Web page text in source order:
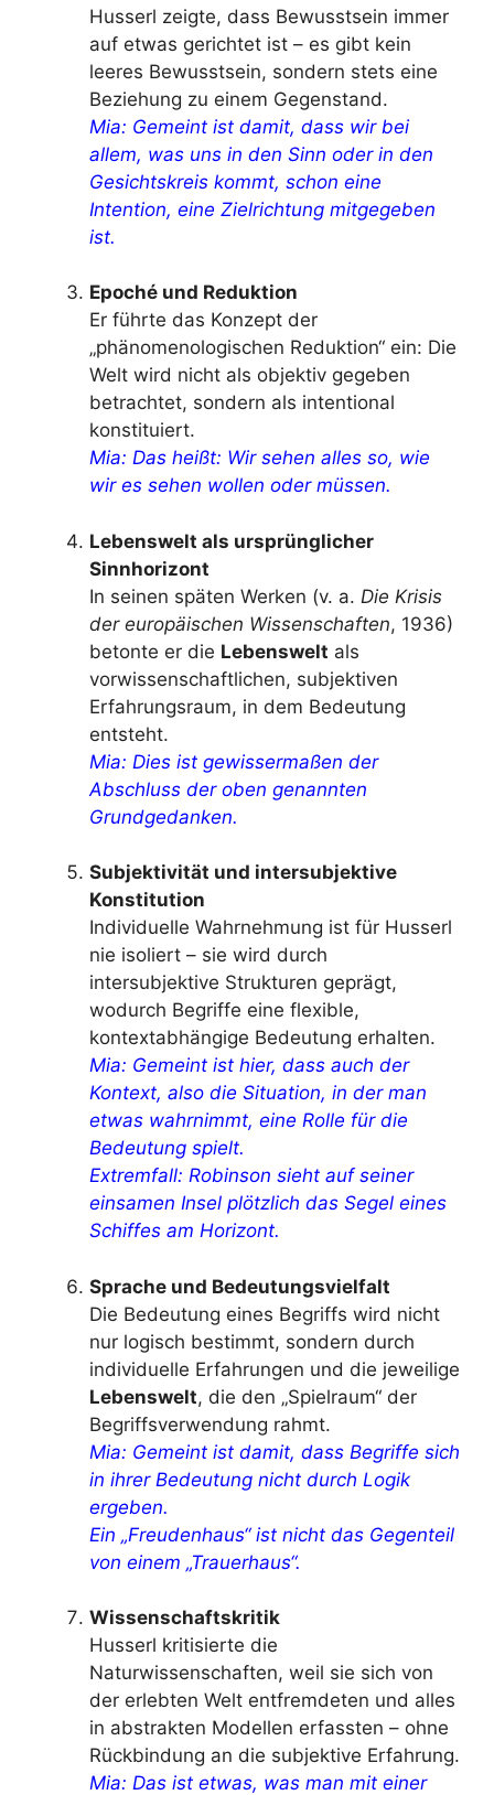
Husserl zeigte, dass Bewusstsein immer
auf etwas gerichtet ist – es gibt kein
leeres Bewusstsein, sondern stets eine
Beziehung zu einem Gegenstand.
Mia: Gemeint ist damit, dass wir bei
allem, was uns in den Sinn oder in den
Gesichtskreis kommt, schon eine
Intention, eine Zielrichtung mitgegeben
ist.
Epoché und Reduktion
Er führte das Konzept der
„phänomenologischen Reduktion“ ein: Die
Welt wird nicht als objektiv gegeben
betrachtet, sondern als intentional
konstituiert.
Mia: Das heißt: Wir sehen alles so, wie
wir es sehen wollen oder müssen.
Lebenswelt als ursprünglicher
Sinnhorizont
In seinen späten Werken (v. a. Die Krisis
der europäischen Wissenschaften, 1936)
betonte er die Lebenswelt als
vorwissenschaftlichen, subjektiven
Erfahrungsraum, in dem Bedeutung
entsteht.
Mia: Dies ist gewissermaßen der
Abschluss der oben genannten
Grundgedanken.
Subjektivität und intersubjektive
Konstitution
Individuelle Wahrnehmung ist für Husserl
nie isoliert – sie wird durch
intersubjektive Strukturen geprägt,
wodurch Begriffe eine flexible,
kontextabhängige Bedeutung erhalten.
Mia: Gemeint ist hier, dass auch der
Kontext, also die Situation, in der man
etwas wahrnimmt, eine Rolle für die
Bedeutung spielt.
Extremfall: Robinson sieht auf seiner
einsamen Insel plötzlich das Segel eines
Schiffes am Horizont.
Sprache und Bedeutungsvielfalt
Die Bedeutung eines Begriffs wird nicht
nur logisch bestimmt, sondern durch
individuelle Erfahrungen und die jeweilige
Lebenswelt, die den „Spielraum“ der
Begriffsverwendung rahmt.
Mia: Gemeint ist damit, dass Begriffe sich
in ihrer Bedeutung nicht durch Logik
ergeben.
Ein „Freudenhaus“ ist nicht das Gegenteil
von einem „Trauerhaus“.
Wissenschaftskritik
Husserl kritisierte die
Naturwissenschaften, weil sie sich von
der erlebten Welt entfremdeten und alles
in abstrakten Modellen erfassten – ohne
Rückbindung an die subjektive Erfahrung.
Mia: Das ist etwas, was man mit einer